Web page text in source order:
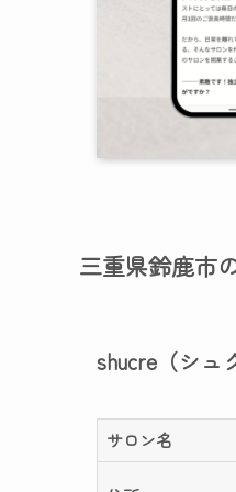
三重県鈴鹿市
shucre（シュ
サロン名